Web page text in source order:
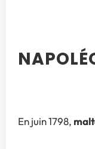
En juin 1798,